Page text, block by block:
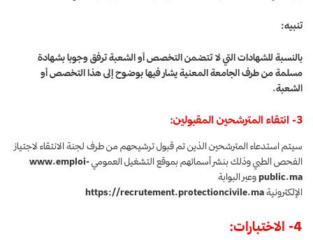
تنبيه:
بالنسبة للشهادات التي لا تتضمن التخصص أو الشعبة ترفق وجوبا بشهادة
مسلمة من طرف الجامعة المعنية يشار فيها بوضوح إلى هذا التخصص أو
الشعبة.
3- انتقاء المترشحين المقبولين:
سيتم استدعاء المترشحين الذين تم قبول ترشيحهم من طرف لجنة الانتقاء لاجتياز
الفحص الطبي وذلك بنشر أسمائهم بموقع التشغيل العموميwww.emploi-
public.ma وعبر البوابة
الإلكترونيةhttps://recrutement.protectioncivile.ma
4- الاختبارات: